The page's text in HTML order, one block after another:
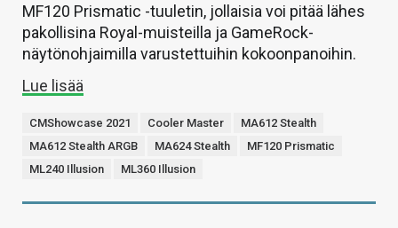
MF120 Prismatic -tuuletin, jollaisia voi pitää lähes
pakollisina Royal-muisteilla ja GameRock-
näytönohjaimilla varustettuihin kokoonpanoihin.
Lue lisää
CMShowcase 2021 Cooler Master
MA612 Stealth
MA612 Stealth ARGB
MA624 Stealth
MF120 Prismatic
ML240 Illusion
ML360 Illusion